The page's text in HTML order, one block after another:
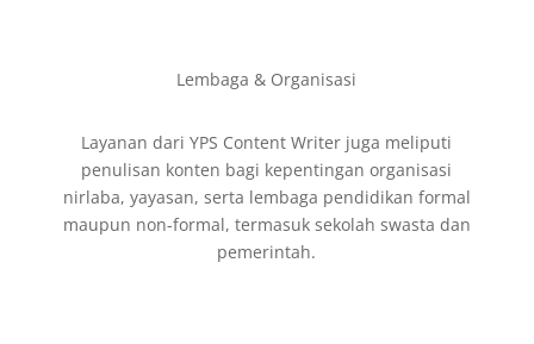
Lembaga & Organisasi
Layanan dari YPS Content Writer juga meliputi
penulisan konten bagi kepentingan organisasi
nirlaba, yayasan, serta lembaga pendidikan formal
maupun non-formal, termasuk sekolah swasta dan
pemerintah.